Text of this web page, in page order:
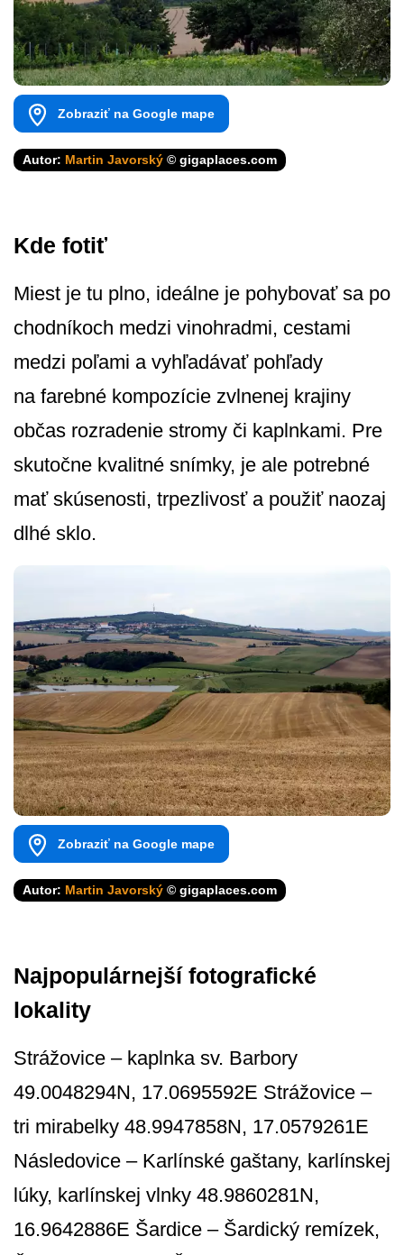
Zobraziť na Google mape
Autor: Martin Javorský © gigaplaces.com
Kde fotiť
Miest je tu plno, ideálne je pohybovať sa po
chodníkoch medzi vinohradmi, cestami
medzi poľami a vyhľadávať pohľady
na farebné kompozície zvlnenej krajiny
občas rozradenie stromy či kaplnkami. Pre
skutočne kvalitné snímky, je ale potrebné
mať skúsenosti, trpezlivosť a použiť naozaj
dlhé sklo.
Zobraziť na Google mape
Autor: Martin Javorský © gigaplaces.com
Najpopulárnejší fotografické
lokality
Strážovice – kaplnka sv. Barbory
49.0048294N, 17.0695592E Strážovice –
tri mirabelky 48.9947858N, 17.0579261E
Následovice – Karlínské gaštany, karlínskej
lúky, karlínskej vlnky 48.9860281N,
16.9642886E Šardice – Šardický remízek,